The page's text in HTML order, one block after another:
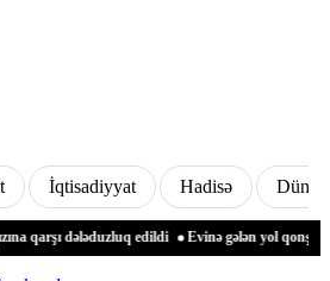
İqtisadiyyat Hadisə Dünya
qarşı dələduzluq edildi Evinə gələn yol qonşusu